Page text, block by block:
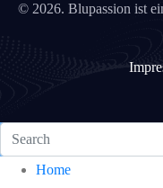
© 2026. Blupassion ist
Home